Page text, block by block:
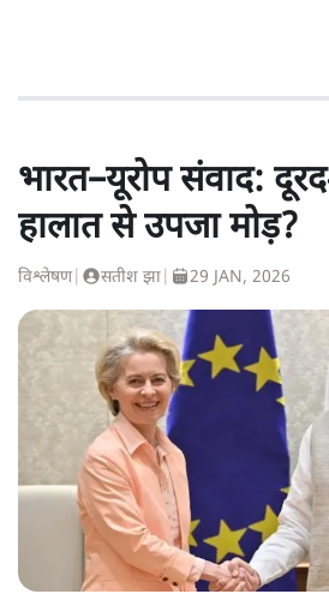
भारत–यूरोप संवाद:
हालात से उपजा मोड़?
विश्लेषण| सतीश झा 29 JAN, 2026